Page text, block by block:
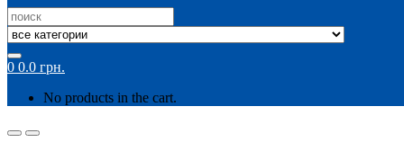
Search
for:
0 0.0 грн.
No products in the cart.